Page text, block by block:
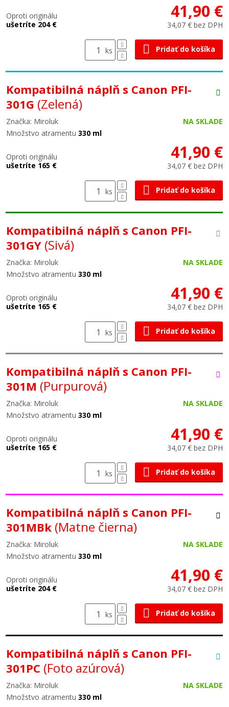
Oproti originálu
ušetríte 204 €
41,90 €
34,07 € bez DPH
ks Pridať do košíka
Kompatibilná náplň s Canon PFI-
301G (Zelená)
Značka: Miroluk
NA SKLADE
Množstvo atramentu 330 ml
Oproti originálu
ušetríte 165 €
41,90 €
34,07 € bez DPH
ks Pridať do košíka
Kompatibilná náplň s Canon PFI-
301GY (Sivá)
Značka: Miroluk
NA SKLADE
Množstvo atramentu 330 ml
Oproti originálu
ušetríte 165 €
41,90 €
34,07 € bez DPH
ks Pridať do košíka
Kompatibilná náplň s Canon PFI-
301M (Purpurová)
Značka: Miroluk
NA SKLADE
Množstvo atramentu 330 ml
Oproti originálu
ušetríte 165 €
41,90 €
34,07 € bez DPH
ks Pridať do košíka
Kompatibilná náplň s Canon PFI-
301MBk (Matne čierna)
Značka: Miroluk
NA SKLADE
Množstvo atramentu 330 ml
Oproti originálu
ušetríte 204 €
41,90 €
34,07 € bez DPH
ks Pridať do košíka
Kompatibilná náplň s Canon PFI-
301PC (Foto azúrová)
Značka: Miroluk
NA SKLADE
Množstvo atramentu 330 ml